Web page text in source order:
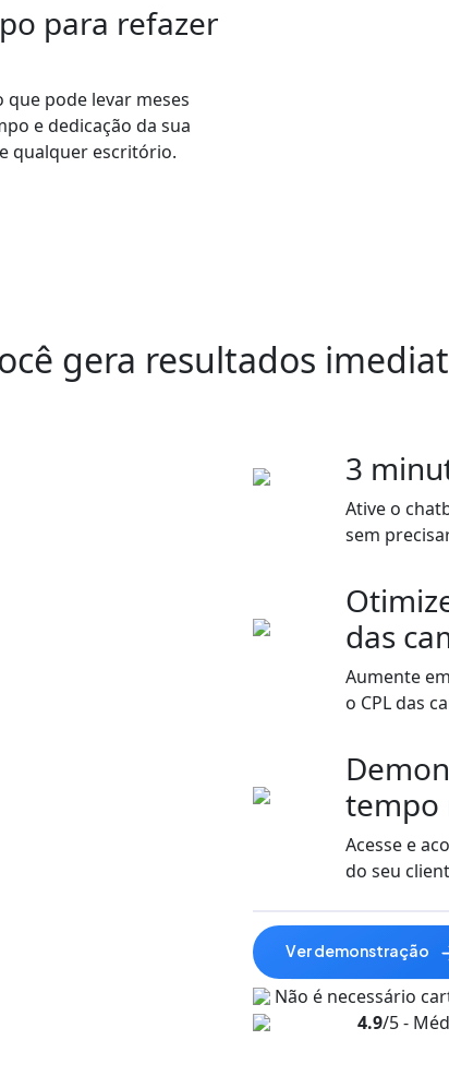
para refazer
pode levar meses
e dedicação da sua
qualquer escritório.
gera resultados
3
Ative o
sem
das
Aumente
o CPL das
tempo
Acesse e
do seu
ver demonstração
Não é necessário
4.9/5 -